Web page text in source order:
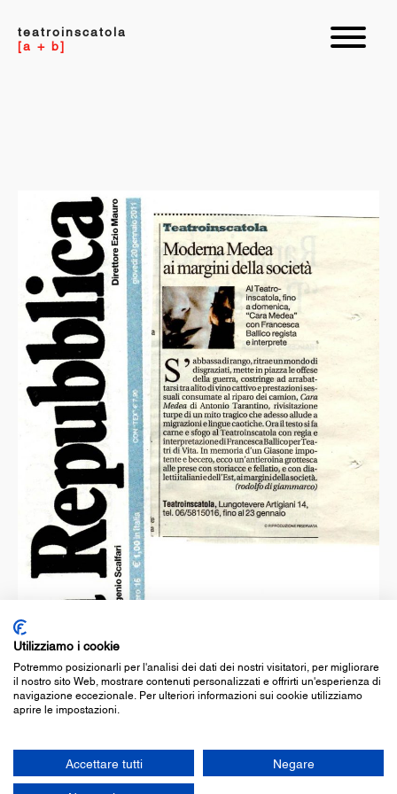
teatroinscatola
[a + b]
© associazione culturale teatroinscatola
c.f. 97350250581
Utilizziamo i cookie
Potremmo posizionarli per l'analisi dei dati dei nostri visitatori, per migliorare
il nostro sito Web, mostrare contenuti personalizzati e offrirti un'esperienza di
navigazione eccezionale. Per ulteriori informazioni sui cookie utilizziamo
aprire le impostazioni.
Accettare tutti Negare